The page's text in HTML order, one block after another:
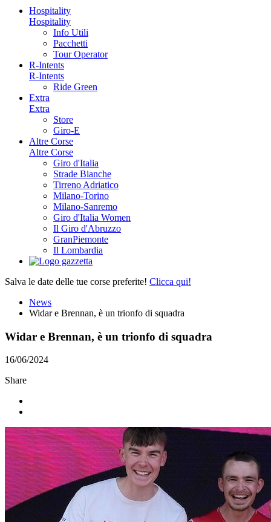
Hospitality
Hospitality
Info Utili
Pacchetti
Tour Operator
R-Intents
R-Intents
Ride Green
Extra
Extra
Store
Giro-E
Altre Corse
Altre Corse
Giro d'Italia
Strade Bianche
Tirreno Adriatico
Milano-Torino
Milano-Sanremo
Giro d'Italia Women
Il Giro d'Abruzzo
GranPiemonte
Il Lombardia
Salva le date delle tue corse preferite! Clicca qui!
News
Widar e Brennan, è un trionfo di squadra
Widar e Brennan, è un trionfo di squadra
16/06/2024
Share